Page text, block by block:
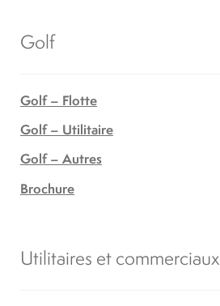
Golf
Golf – Flotte
Golf – Utilitaire
Golf – Autres
Brochure
Utilitaires et commerciaux